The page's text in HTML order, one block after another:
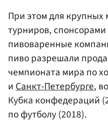
При этом для
турниров,
пивоваренные
пиво разрешали
чемпионата мира по
иСанкт-Петербурге,
Кубка конфедераций
по футболу (2018).